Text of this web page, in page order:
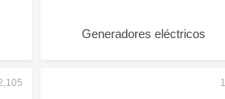
Generadores eléctricos